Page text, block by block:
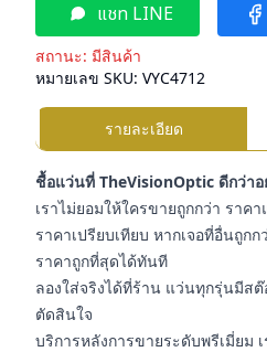
แชท LINE
สถานะ: มีสินค้า
หมายเลข SKU: VYC4712
รายละเอียด
ชื้อแว่นที่ TheVisionOptic ดีกว่าอ
เราไม่ยอมให้ใครขายถูกกว่า ราค
ราคาเปรียบเทียบ หากเจอที่อื่นถูกก
ราคาถูกที่สุดได้ทันที
ลองใส่จริงได้ที่ร้าน แว่นทุกรุ่นมีส
ตัดสินใจ
บริการหลังการขายระดับพรีเมี่ยม